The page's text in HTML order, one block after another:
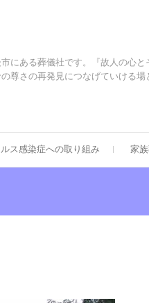
にある葬儀社です。『故人の心
尊さの再発見につなげていける
ス感染症への取り組み 家